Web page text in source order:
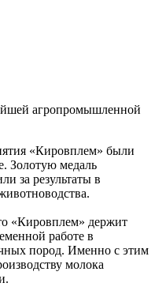
агропромышленной
«Кировплем» были
Золотую медаль
за результаты в
«Кировплем» держит
работе в
пород. Именно с этим
молока